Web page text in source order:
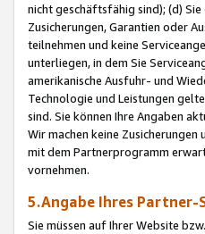
nicht geschäftsfähig sind); (d)
Zusicherungen, Garantien oder
teilnehmen und keine
unterliegen, in dem Sie
amerikanische Ausfuhr- und
Technologie und Leistungen
sind. Sie können Ihre Angaben
Wir machen keine
mit dem Partnerprogramm
vornehmen.
5.Angabe Ihres Partner-
Sie müssen auf Ihrer Website